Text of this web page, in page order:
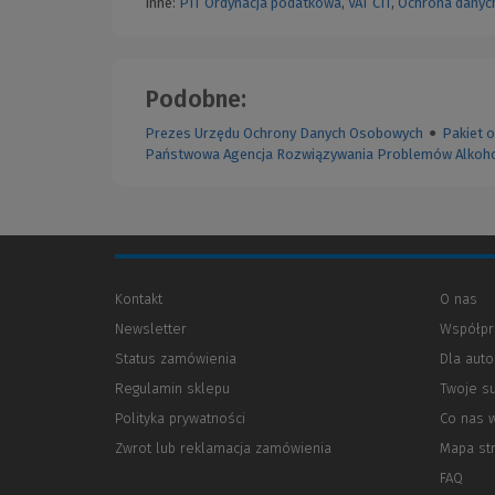
Podobne:
Prezes Urzędu Ochrony Danych Osobowych ● Pakiet
Państwowa Agencja Rozwiązywania Problemów
Kontakt
Newsletter
Status zamówienia
Regulamin sklepu
Polityka prywatności
innej
Zwrot lub reklamacja zamówienia
O nas
Dla
Twoje
Co nas
Mapa
FAQ